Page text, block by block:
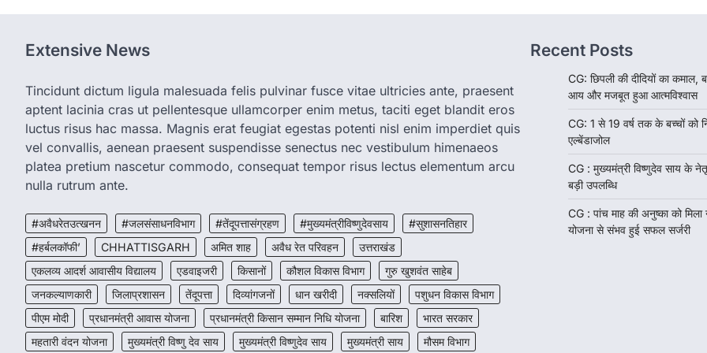
Extensive News
Tincidunt dictum ligula malesuada felis pulvinar fusce vitae ultricies ante, praesent
aptent lacinia cras ut pellentesque ullamcorper enim metus, taciti eget blandit eros
luctus risus hac massa. Magnis erat feugiat egestas potenti nisl enim imperdiet quis
vel convallis, aenean praesent suspendisse senectus nec vestibulum himenaeos
platea pretium nascetur commodo, consequat tempor risus lectus elementum arcu
nulla rutrum ante.
#अवैधरेतउत्खनन #जलसंसाधनविभाग #तेंदूपत्तासंग्रहण #मुख्यमंत्रीविष्णुदेवसाय
#सुशासनतिहार
#हर्बलकॉफी’
CHHATTISGARH अमित शाह अवैध रेत परिवहन
उत्तराखंड
एकलव्य आदर्श आवासीय विद्यालय
एडवाइजरी किसानों कौशल विकास विभाग
गुरु खुशवंत साहेब
जनकल्याणकारी
जिलाप्रशासन तेंदूपत्ता दिव्यांगजनों धान खरीदी नक्सलियों
पशुधन विकास विभाग
पीएम मोदी
प्रधानमंत्री आवास योजना प्रधानमंत्री किसान सम्मान निधि योजना बारिश
भारत सरकार
महतारी वंदन योजना
मुख्यमंत्री विष्णु देव साय मुख्यमंत्री विष्णुदेव साय मुख्यमंत्री साय मौसम विभाग
Recent Posts
CG: छिपली की दीदियों का कमाल,
आय और मजबूत हुआ आत्मविश्वास
CG: 1 से 19 वर्ष तक के बच्चों को
एल्बेंडाजोल
CG : मुख्यमंत्री विष्णुदेव साय के
बड़ी उपलब्धि
CG : पांच माह की अनुष्का को मिला
योजना से संभव हुई सफल सर्जरी